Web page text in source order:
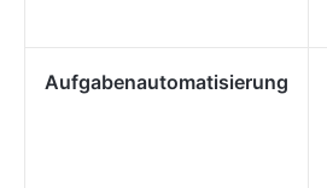
Aufgabenautomatisierung